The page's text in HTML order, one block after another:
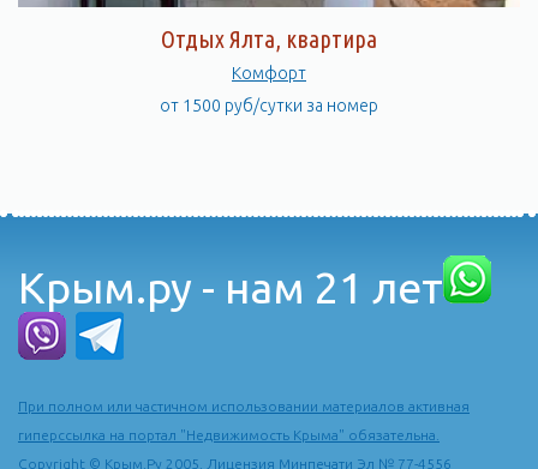
Отдых Ялта, квартира
Комфорт
от 1500 руб/сутки за номер
Крым.ру - нам 21 лет
При полном или частичном использовании материалов активная
гиперссылка на портал "Недвижимость Крыма" обязательна.
Copyright © Крым.Ру 2005. Лицензия Минпечати Эл № 77-4556